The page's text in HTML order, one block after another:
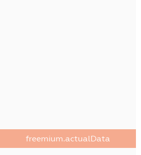
freemium.actualData